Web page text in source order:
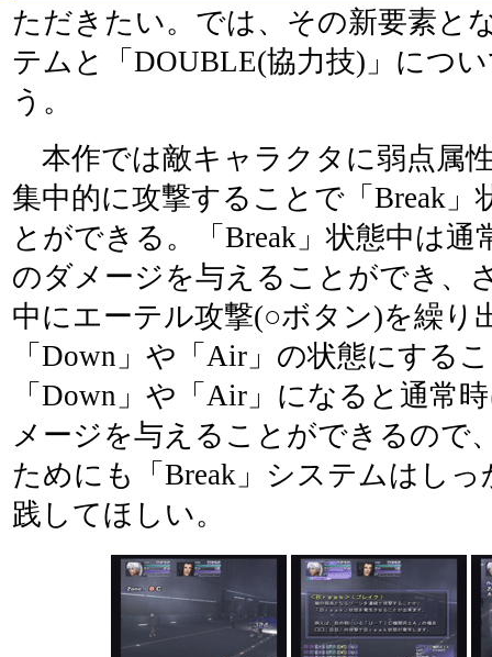
ただきたい。では、その新要素と
テムと「DOUBLE(協力技)」につ
う。
本作では敵キャラクタに弱点属
集中的に攻撃することで「Break」
とができる。「Break」状態中は通
のダメージを与えることができ、
中にエーテル攻撃(○ボタン)を繰り
「Down」や「Air」の状態にする
「Down」や「Air」になると通常
メージを与えることができるので
ためにも「Break」システムはし
践してほしい。